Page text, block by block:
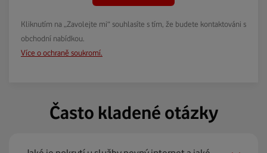
Kliknutím na „Zavolejte mi“ souhlasíte s tím, že budete kontaktováni s
obchodní nabídkou.
Více o ochraně soukromí.
Často kladené otázky